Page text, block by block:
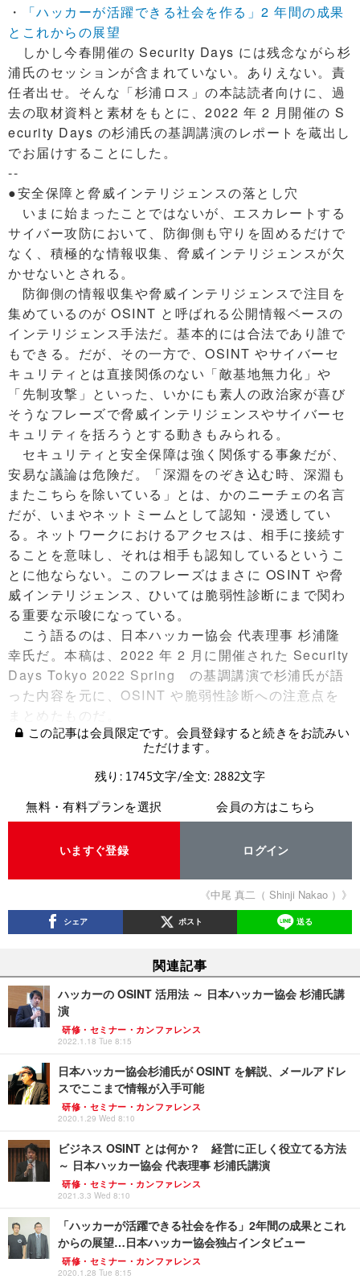
・
「ハッカーが活躍できる社会を作る」2 年間の成果
とこれからの展望
しかし今春開催の Security Days には残念ながら杉
浦氏のセッションが含まれていない。ありえない。責
任者出せ。そんな「杉浦ロス」の本誌読者向けに、過
去の取材資料と素材をもとに、2022 年 2 月開催の S
ecurity Days の杉浦氏の基調講演のレポートを蔵出し
でお届けすることにした。
--
●安全保障と脅威インテリジェンスの落とし穴
いまに始まったことではないが、エスカレートする
サイバー攻防において、防御側も守りを固めるだけで
なく、積極的な情報収集、脅威インテリジェンスが欠
かせないとされる。
防御側の情報収集や脅威インテリジェンスで注目を
集めているのが OSINT と呼ばれる公開情報ベースの
インテリジェンス手法だ。基本的には合法であり誰で
もできる。だが、その一方で、OSINT やサイバーセ
キュリティとは直接関係のない「敵基地無力化」や
「先制攻撃」といった、いかにも素人の政治家が喜び
そうなフレーズで脅威インテリジェンスやサイバーセ
キュリティを括ろうとする動きもみられる。
セキュリティと安全保障は強く関係する事象だが、
安易な議論は危険だ。「深淵をのぞき込む時、深淵も
またこちらを除いている」とは、かのニーチェの名言
だが、いまやネットミームとして認知・浸透してい
る。ネットワークにおけるアクセスは、相手に接続す
ることを意味し、それは相手も認知しているというこ
とに他ならない。このフレーズはまさに OSINT や脅
威インテリジェンス、ひいては脆弱性診断にまで関わ
る重要な示唆になっている。
こう語るのは、日本ハッカー協会 代表理事 杉浦隆
幸氏だ。本稿は、2022 年 2 月に開催された Security
Days Tokyo 2022 Spring の基調講演で杉浦氏が語
った内容を元に、OSINT や脆弱性診断への注意点を
まとめたものだ。
この記事は会員限定です。会員登録すると続きをお読みい
ただけます。
残り: 1745文字/全文: 2882文字
無料・有料プランを選択
いますぐ登録
会員の方はこちら
ログイン
《中尾 真二（ Shinji Nakao ）》
シェア ポスト 送る
関連記事
ハッカーの OSINT 活用法 ～ 日本ハッカー協会 杉浦氏講
演
研修・セミナー・カンファレンス
2022.1.18 Tue 8:15
日本ハッカー協会杉浦氏が OSINT を解説、メールアドレ
スでここまで情報が入手可能
研修・セミナー・カンファレンス
2020.1.29 Wed 8:10
ビジネス OSINT とは何か？ 経営に正しく役立てる方法
～ 日本ハッカー協会 代表理事 杉浦氏講演
研修・セミナー・カンファレンス
2021.3.3 Wed 8:10
「ハッカーが活躍できる社会を作る」2年間の成果とこれ
からの展望…日本ハッカー協会独占インタビュー
研修・セミナー・カンファレンス
2020.1.28 Tue 8:15